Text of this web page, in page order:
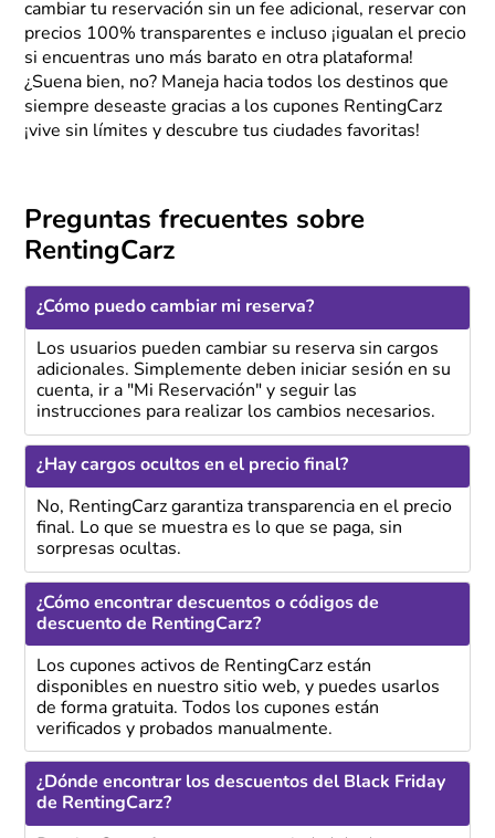
cambiar tu reservación sin un fee adicional, reservar con
precios 100% transparentes e incluso ¡igualan el precio
si encuentras uno más barato en otra plataforma!
¿Suena bien, no? Maneja hacia todos los destinos que
siempre deseaste gracias a los cupones RentingCarz
¡vive sin límites y descubre tus ciudades favoritas!
Preguntas frecuentes sobre
RentingCarz
¿Cómo puedo cambiar mi reserva?
Los usuarios pueden cambiar su reserva sin cargos
adicionales. Simplemente deben iniciar sesión en su
cuenta, ir a "Mi Reservación" y seguir las
instrucciones para realizar los cambios necesarios.
¿Hay cargos ocultos en el precio final?
No, RentingCarz garantiza transparencia en el precio
final. Lo que se muestra es lo que se paga, sin
sorpresas ocultas.
¿Cómo encontrar descuentos o códigos de
descuento de RentingCarz?
Los cupones activos de RentingCarz están
disponibles en nuestro sitio web, y puedes usarlos
de forma gratuita. Todos los cupones están
verificados y probados manualmente.
¿Dónde encontrar los descuentos del Black Friday
de RentingCarz?